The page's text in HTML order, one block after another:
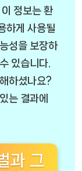
정보는 환
하게 사용될
성을 보장하
있습니다.
하셨나요?
는 결과에
과 그